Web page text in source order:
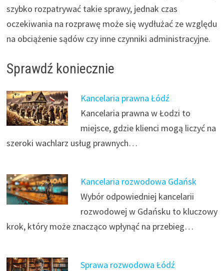
szybko rozpatrywać takie sprawy, jednak czas
oczekiwania na rozprawę może się wydłużać ze względu
na obciążenie sądów czy inne czynniki administracyjne.
Sprawdź koniecznie
Kancelaria prawna Łódź
Kancelaria prawna w Łodzi to
miejsce, gdzie klienci mogą liczyć na
szeroki wachlarz usług prawnych…
Kancelaria rozwodowa Gdańsk
Wybór odpowiedniej kancelarii
rozwodowej w Gdańsku to kluczowy
krok, który może znacząco wpłynąć na przebieg…
Sprawa rozwodowa Łódź